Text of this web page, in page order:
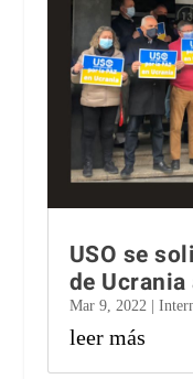
USO se
de Ucrania
Mar 9, 2022
leer más